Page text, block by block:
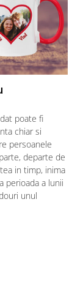
poate fi
chiar si
persoanele
departe de
in timp, inima
perioada a lunii
unul